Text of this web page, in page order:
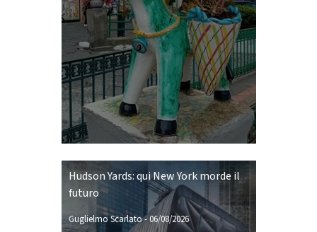
Hudson Yards: qui New York morde il
futuro
Guglielmo Scarlato-06/08/2026